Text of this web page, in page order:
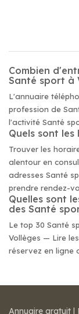
Combien
Santé sport à
L'annuaire
profession de
l'activité Santé
Quels sont
Trouver les
alentour en
adresses Santé
prendre rendez-
Quelles sont
des Santé
Le top 30 Santé
Vollèges — Lire
réservez en ligne
Annuaire gratuit |